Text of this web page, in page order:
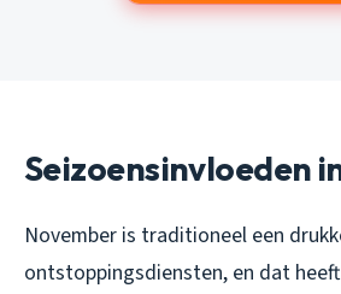
Seizoensinvloeden
November is traditioneel een
ontstoppingsdiensten, en dat